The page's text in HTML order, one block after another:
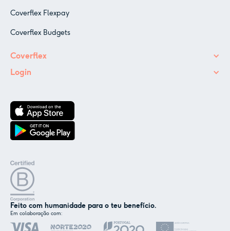
Coverflex Flexpay
Coverflex Budgets
Coverflex
Login
Feito com humanidade para o teu benefício.
Em colaboração com:
Nós e os nossos parceiros usamos cookies ou
tecnologias semelhantes, conforme